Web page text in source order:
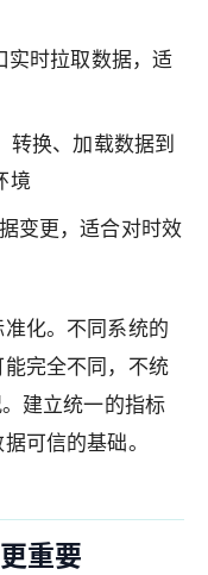
实时拉取数据，适
转换、加载数据到
境
变更，适合对时效
化。不同系统的
完全不同，不统
建立统一的指标
可信的基础。
重要